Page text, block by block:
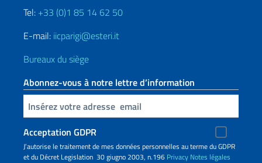
Tel: +33 (0)1 85 14 62 50
E-mail: iicparigi@esteri.it
Bureaux du siège
Abonnez-vous à notre lettre d’information
Insert your email
Acceptation GDPR
J’autorise le traitement de mes données personnelles au terme du GDPR
et du Décret Legislation 30 giugno 2003, n.196 Privacy Notes légales